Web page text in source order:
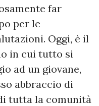
far
per le
Oggi, è il
in cui tutto si
ad un giovane,
abbraccio di
tutta la comunità